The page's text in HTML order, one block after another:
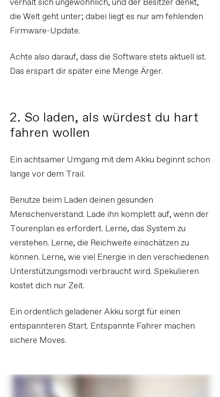
verhält sich ungewöhnlich, und der Besitzer denkt,
die Welt geht unter; dabei liegt es nur am fehlenden
Firmware-Update.
Achte also darauf, dass die Software stets aktuell ist.
Das erspart dir später eine Menge Ärger.
2. So laden, als würdest du hart
fahren wollen
Ein achtsamer Umgang mit dem Akku beginnt schon
lange vor dem Trail.
Benutze beim Laden deinen gesunden
Menschenverstand. Lade ihn komplett auf, wenn der
Tourenplan es erfordert. Lerne, das System zu
verstehen. Lerne, die Reichweite einschätzen zu
können. Lerne, wie viel Energie in den verschiedenen
Unterstützungsmodi verbraucht wird. Spekulieren
kostet dich nur Zeit.
Ein ordentlich geladener Akku sorgt für einen
entspannteren Start. Entspannte Fahrer machen
sichere Moves.